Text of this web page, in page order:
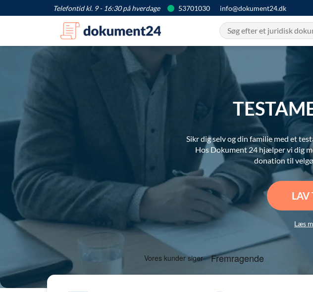
Telefontid kl. 9 - 16:30 på hverdage 53701030 info@dokument24.dk
Sikr dig selv og din familie med et
Hos Dokument 24 hjælper vi dig
donation til
LAV
Læs